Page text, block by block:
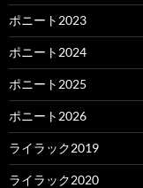
ポニート2023
ポニート2024
ポニート2025
ポニート2026
ライラック2019
ライラック2020